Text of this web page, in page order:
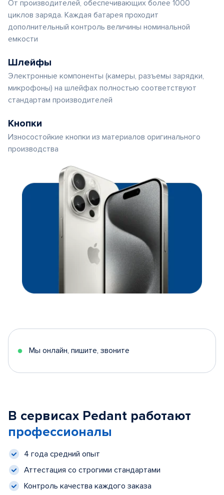
От производителей, обеспечивающих более 1000
циклов заряда. Каждая батарея проходит
дополнительный контроль величины номинальной
емкости
Шлейфы
Электронные компоненты (камеры, разъемы зарядки,
микрофоны) на шлейфах полностью соответствуют
стандартам производителей
Кнопки
Износостойкие кнопки из материалов оригинального
производства
Мы онлайн, пишите, звоните
В сервисах Pedant работают
профессионалы
4 года средний опыт
Аттестация со строгими стандартами
Контроль качества каждого заказа